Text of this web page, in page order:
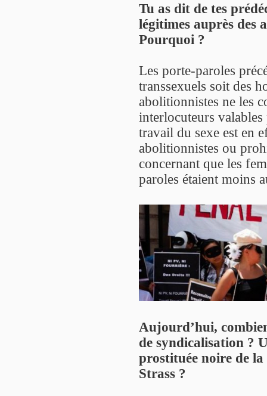
Tu as dit de tes
légitimes auprès des
Pourquoi ?
Les porte-paroles
transsexuels soit des
abolitionnistes ne les
interlocuteurs
travail du sexe est en
abolitionnistes ou
concernant que les
paroles étaient moins
Aujourd’hui,
de syndicalisation ?
prostituée noire de
Strass ?